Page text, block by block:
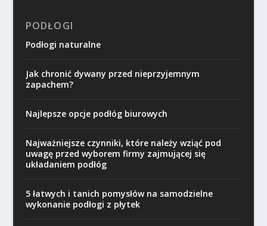
PODŁOGI
Podłogi naturalne
Jak chronić dywany przed nieprzyjemnym
zapachem?
Najlepsze opcje podłóg biurowych
Najważniejsze czynniki, które należy wziąć pod
uwagę przed wyborem firmy zajmującej się
układaniem podłóg
5 łatwych i tanich pomysłów na samodzielne
wykonanie podłogi z płytek